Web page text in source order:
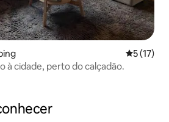
5 de uma
5 (17)
à cidade, perto do calçadão.